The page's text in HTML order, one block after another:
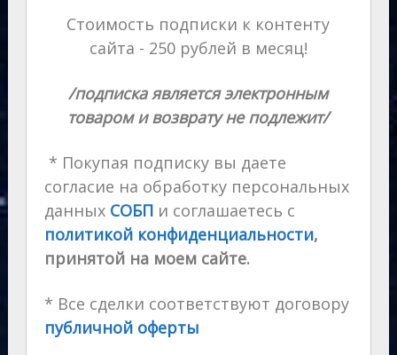
Стоимость подписки к контенту
сайта - 250 рублей в месяц!
/подписка является электронным
товаром и возврату не подлежит/
* Покупая подписку вы даете
согласие на обработку персональных
данных СОБП и соглашаетесь с
политикой конфиденциальности,
принятой на моем сайте.
* Все сделки соответствуют договору
публичной оферты